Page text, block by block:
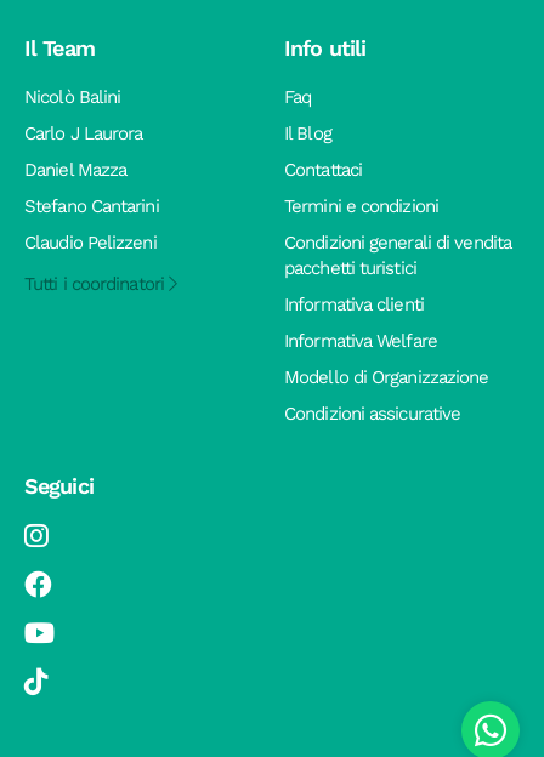
Il Team
Nicolò Balini
Carlo J Laurora
Daniel Mazza
Stefano Cantarini
Claudio Pelizzeni
Tutti i coordinatori
Info utili
Faq
Il Blog
Contattaci
Termini e condizioni
Condizioni generali di vendita
pacchetti turistici
Informativa clienti
Informativa Welfare
Modello di Organizzazione
Condizioni assicurative
Seguici